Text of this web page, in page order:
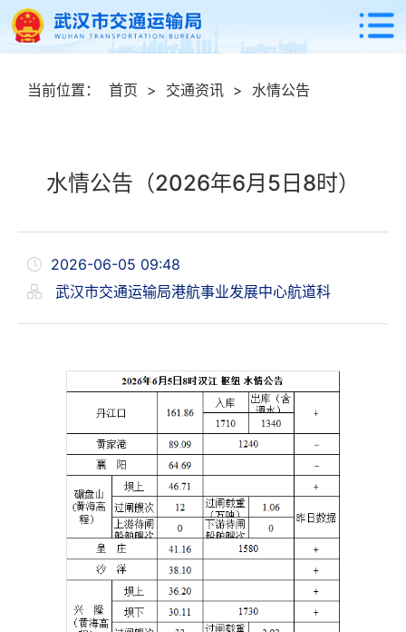
当前位置： 首页 > 交通资讯 > 水情公告
水情公告（2026年6月5日8时）
2026-06-05 09:48
武汉市交通运输局港航事业发展中心航道科